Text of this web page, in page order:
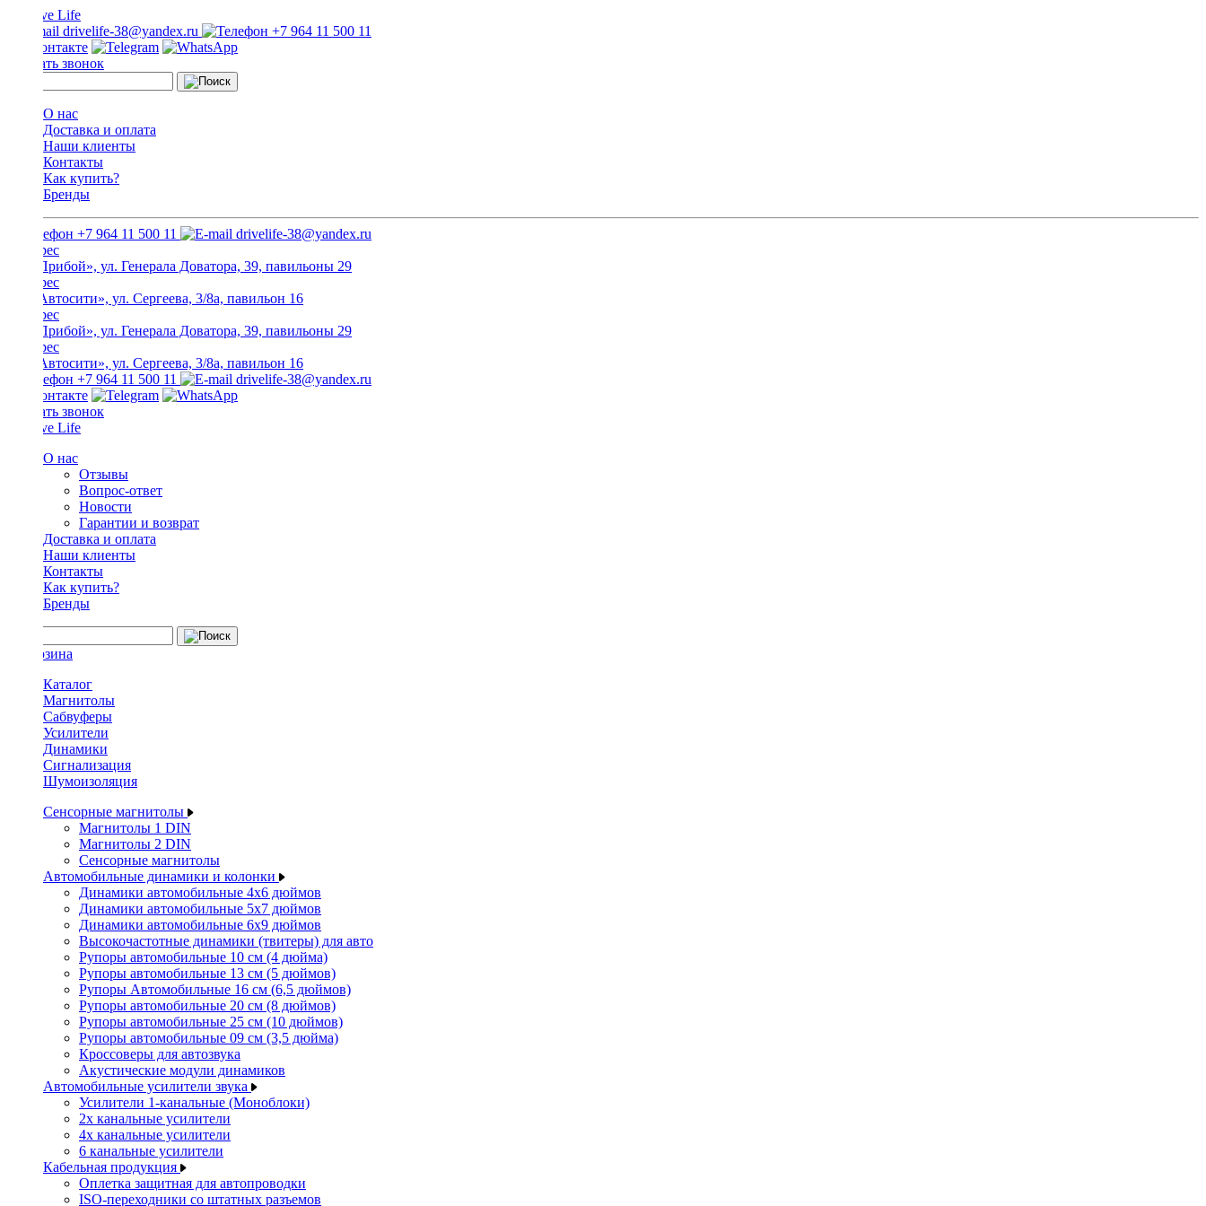
drivelife-38@yandex.ru +7 964 11 500 11
Заказать звонок
О нас
Доставка и оплата
Наши клиенты
Контакты
Как купить?
Бренды
+7 964 11 500 11 drivelife-38@yandex.ru
ТЦ «Прибой», ул. Генерала Доватора, 39, павильоны 29
ТЦ «Автосити», ул. Сергеева, 3/8а, павильон 16
ТЦ «Прибой», ул. Генерала Доватора, 39, павильоны 29
ТЦ «Автосити», ул. Сергеева, 3/8а, павильон 16
+7 964 11 500 11
drivelife-38@yandex.ru
Заказать звонок
О нас
Отзывы
Вопрос-ответ
Новости
Гарантии и возврат
Доставка и оплата
Наши клиенты
Контакты
Как купить?
Бренды
Каталог
Магнитолы
Сабвуферы
Усилители
Динамики
Сигнализация
Шумоизоляция
Сенсорные магнитолы
Магнитолы 1 DIN
Магнитолы 2 DIN
Сенсорные магнитолы
Автомобильные динамики и колонки
Динамики автомобильные 4x6 дюймов
Динамики автомобильные 5x7 дюймов
Динамики автомобильные 6x9 дюймов
Высокочастотные динамики (твитеры) для авто
Рупоры автомобильные 10 см (4 дюйма)
Рупоры автомобильные 13 см (5 дюймов)
Рупоры Автомобильные 16 см (6,5 дюймов)
Рупоры автомобильные 20 см (8 дюймов)
Рупоры автомобильные 25 см (10 дюймов)
Рупоры автомобильные 09 см (3,5 дюйма)
Кроссоверы для автозвука
Акустические модули динамиков
Автомобильные усилители звука
Усилители 1-канальные (Моноблоки)
2х канальные усилители
4х канальные усилители
6 канальные усилители
Кабельная продукция
Оплетка защитная для автопроводки
ISO-переходники со штатных разъемов